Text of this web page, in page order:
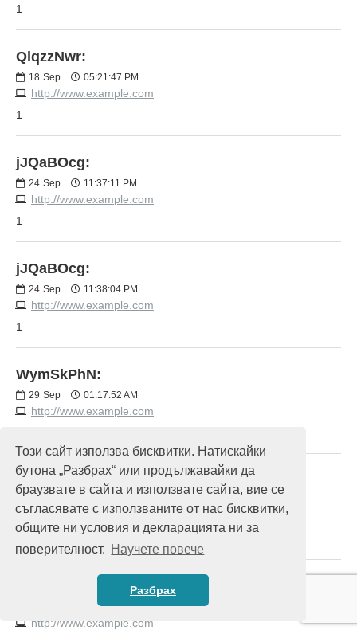
Този сайт използва бисквитки. Натискайки
бутона „Разбрах“ или продължавайки да
браузвате в сайта и използвате сайта, вие се
съгласявате с използваните от нас бисквитки,
общите ни условия и декларацията ни за
поверителност. Научете повече
Разбрах
1
QlqzzNwr:
18 Sep 05:21:47 PM
http://www.example.com
1
jJQaBOcg:
24 Sep 11:37:11 PM
http://www.example.com
1
jJQaBOcg:
24 Sep 11:38:04 PM
http://www.example.com
1
WymSkPhN:
29 Sep 01:17:52 AM
http://www.example.com
WymSkPhN:
http://www.example.com
01:46:20 AM
http://www.example.com